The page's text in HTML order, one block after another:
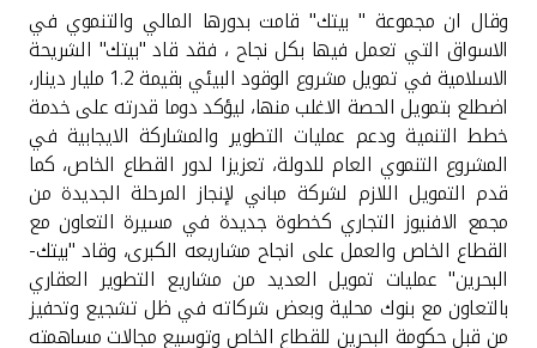
وقال ان مجموعة " بيتك" قامت بدورها المالي والتنموي في
الاسواق التي تعمل فيها بكل نجاح ، فقد قاد "بيتك" الشريحة
الاسلامية في تمويل مشروع الوقود البيئي بقيمة 1.2 مليار دينار،
اضطلع بتمويل الحصة الاغلب منها، ليؤكد دوما قدرته على خدمة
خطط التنمية ودعم عمليات التطوير والمشاركة الايجابية في
المشروع التنموي العام للدولة، تعزيزا لدور القطاع الخاص، كما
قدم التمويل اللازم لشركة مباني لإنجاز المرحلة الجديدة من
مجمع الافنيوز التجاري كخطوة جديدة في مسيرة التعاون مع
القطاع الخاص والعمل على انجاح مشاريعه الكبرى، وقاد "بيتك-
البحرين" عمليات تمويل العديد من مشاريع التطوير العقاري
بالتعاون مع بنوك محلية وبعض شركاته في ظل تشجيع وتحفيز
من قبل حكومة البحرين للقطاع الخاص وتوسيع مجالات مساهمته